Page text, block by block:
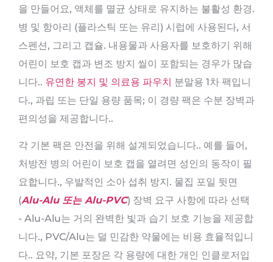
을 만들어요, 액체를 멸균 상태로 유지하는 불활성 환경.
병 및 항아리 (플라스틱 또는 유리) 시럽에 사용된다, 서
스펜션, 그리고 캡슐. 내용물과 사용자를 보호하기 위해
어린이 보호 캡과 변조 방지 씰이 포함되는 경우가 많습
니다.. 유연한 봉지 및 의료용 파우치 분말용 1차 팩입니
다., 과립 또는 단일 용량 품목; 이 경량 팩은 수분 장벽과
편의성을 제공합니다..
각 기본 팩은 안전을 위해 설계되었습니다.. 예를 들어,
처방전 병의 어린이 보호 캡을 열려면 성인의 동작이 필
요합니다., 우발적인 소아 섭취 방지. 물집 포일 뒷면
(Alu-Alu 또는 Alu-PVC) 장벽 요구 사항에 따라 선택
- Alu-Alu는 거의 완벽한 빛과 습기 보호 기능을 제공합
니다., PVC/Alu는 덜 민감한 약물에는 비용 효율적입니
다.. 요약, 기본 포장은 각 용량에 대한 개인 인클로저입